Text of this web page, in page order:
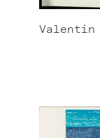
Valentin